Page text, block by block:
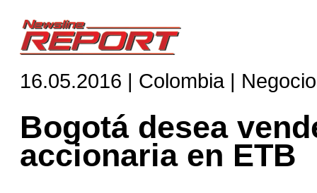
16.05.2016 | Colombia |
Bogotá desea
accionaria en ETB